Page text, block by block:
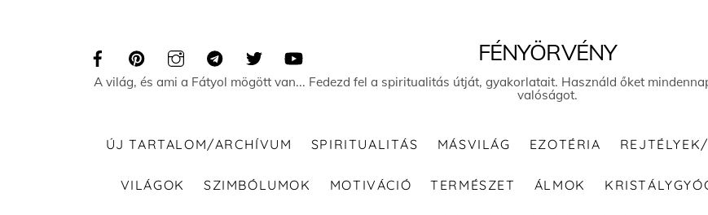
FÉNYÖRVÉNY
A világ, és ami a Fátyol mögött van... Fedezd fel a spiritualitás útját, gyakorlatait. Használd őket
valóságot.
ÚJ TARTALOM/ARCHÍVUM SPIRITUALITÁS MÁSVILÁG EZOTÉRIA
VILÁGOK SZIMBÓLUMOK MOTIVÁCIÓ TERMÉSZET ÁLMOK